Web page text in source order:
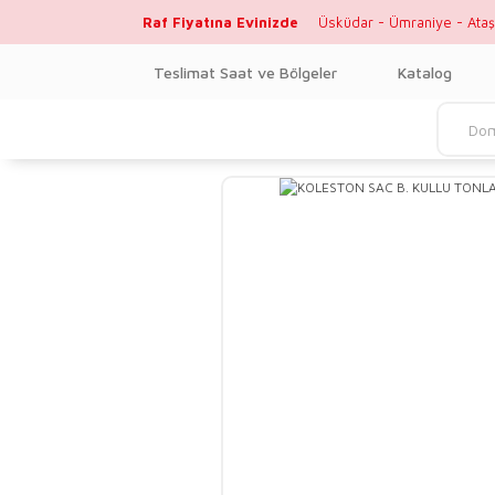
Raf Fiyatına Evinizde Üsküdar - Ümraniye -
Teslimat Saat ve Bölgeler Katalog